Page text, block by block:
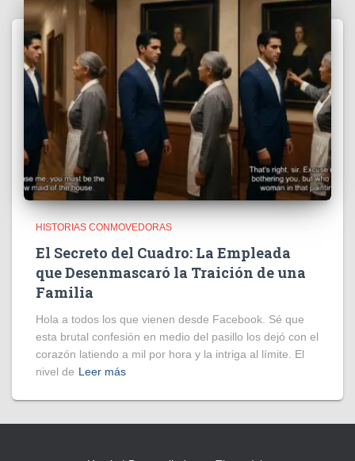
HISTORIAS CONMOVEDORAS
El Secreto del Cuadro: La Empleada
que Desenmascaró la Traición de una
Familia
Hola a todos los que vienen desde Facebook. Sé que
esta brutal confesión en medio del pasillo los dejó con el
corazón latiendo a mil por hora y la intriga al límite. El
nivel de Leer más